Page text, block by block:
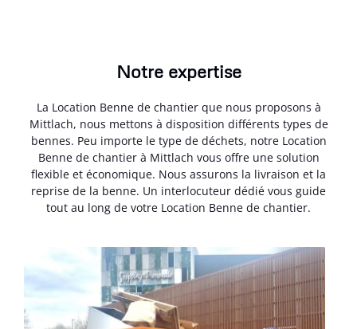
Notre expertise
La Location Benne de chantier que nous proposons à
Mittlach, nous mettons à disposition différents types de
bennes. Peu importe le type de déchets, notre Location
Benne de chantier à Mittlach vous offre une solution
flexible et économique. Nous assurons la livraison et la
reprise de la benne. Un interlocuteur dédié vous guide
tout au long de votre Location Benne de chantier.